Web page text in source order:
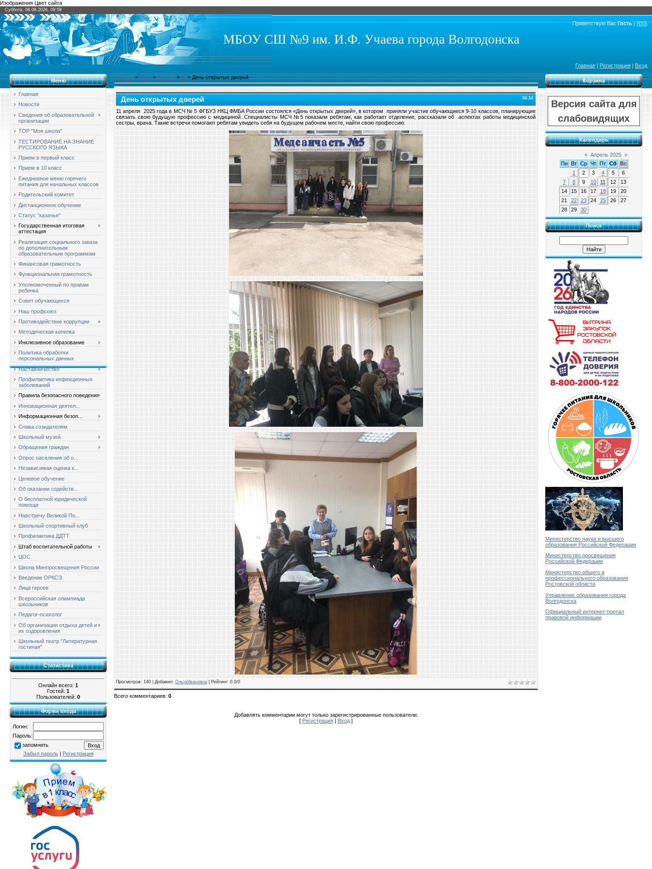
Изображения Цвет сайта
Суббота, 08.08.2026, 09:58
Приветствую Вас Гость|RSS
МБОУ СШ №9 им. И.Ф. Учаева города Волгодонска
Главная | Регистрация | Вход
Меню
Главная
Новости
Сведения об образовательной
организации
ТОР "Моя школа"
ТЕСТИРОВАНИЕ НА ЗНАНИЕ
РУССКОГО ЯЗЫКА
Прием в первый класс
Прием в 10 класс
Ежедневное меню горячего
питания для начальных классов
Родительский комитет
Дистанционное обучение
Статус "казачье"
Государственная итоговая
аттестация
Реализация социального заказа
по дополнительным
образовательным программам
Финансовая грамотность
Функциональная грамотность
Уполномоченный по правам
ребенка
Совет обучающихся
Наш профсоюз
Противодействие коррупции
Методическая копилка
Инклюзивное образование
Политика обработки
персональных данных
Наставничество
Профилактика инфекционных
заболеваний
Правила безопасного поведения
Инновационная деятел...
Информационная безоп...
Слава созидателям
Школьный музей
Обращения граждан
Опрос населения об о...
Независимая оценка к...
Целевое обучение
Об оказании содейств...
О бесплатной юридической
помощи
Навстречу Великой По...
Школьный спортивный клуб
Профилактика ДДТТ
Штаб воспитательной работы
ЦОС
Школа Минпросвещения России
Введение ОРКСЭ
Лица героев
Всероссийская олимпиада
школьников
Педагог-психолог
Об организации отдыха детей и
их оздоровления
Школьный театр "Литературная
гостиная"
Статистика
Онлайн всего: 1
Гостей: 1
Пользователей: 0
Форма входа
Логин:
Пароль:
запомнить
Забыл пароль| Регистрация
Главная»2025 » Апрель » 11» День открытых дверей
16:14
День открытых дверей
11 апреля 2025 года в МСЧ № 5 ФГБУЗ НКЦ ФМБА России состоялся «День открытых дверей», в котором приняли участие обучающиеся 9-10 классов, планирующие
связать свою будущую профессию с медициной. Специалисты МСЧ №5 показали ребятам, как работает отделение, рассказали об аспектах работы медицинской
сестры, врача. Такие встречи помогают ребятам увидеть себя на будущем рабочем месте, найти свою профессию.
Просмотров: 140 | Добавил: ОльгаИвановна Рейтинг: 0.0/0
Всего комментариев: 0
Добавлять комментарии могут только зарегистрированные пользователи.
[ Регистрация | Вход ]
Корзина
Версия сайта для
слабовидящих
Календарь
« Апрель 2025 »
Пн Вт Ср Чт Пт Сб Вс
1
2 3 4 5
6
7
8 9 10 11 12
13
14
15 16 17 18 19
20
21
22 23 24 25 26
27
28
29 30
Поиск
Министерство науки и высшего
образования Российской Федерации
Министерство просвещения
Российской Федерации
Министерство общего и
профессионального образования
Ростовской области
Управление образования города
Волгодонска
Официальный интернет-портал
правовой информации